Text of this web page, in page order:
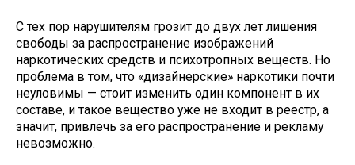
С тех пор нарушителям грозит до двух лет лишения
свободы за распространение изображений
наркотических средств и психотропных веществ. Но
проблема в том, что «дизайнерские» наркотики почти
неуловимы — стоит изменить один компонент в их
составе, и такое вещество уже не входит в реестр, а
значит, привлечь за его распространение и рекламу
невозможно.